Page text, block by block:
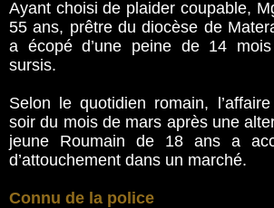
Ayant choisi de plaider coupable,
55 ans, prêtre du diocèse de
a écopé d’une peine de 14
sursis.
Selon le quotidien romain,
soir du mois de mars après une
jeune Roumain de 18 ans a
d’attouchement dans un marché.
Connu de la police